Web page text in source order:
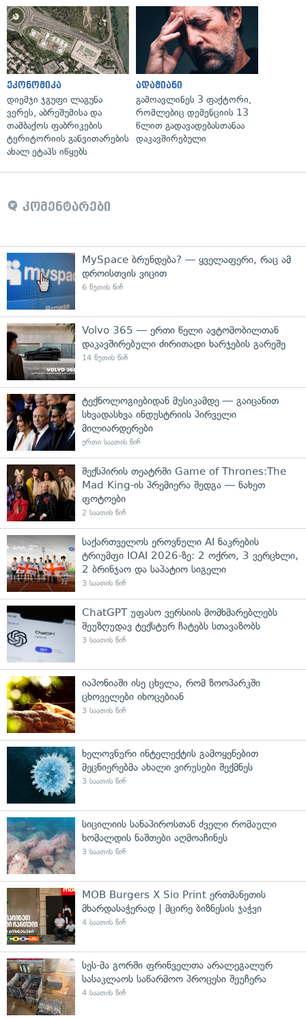
ეკონომიკა
დიემჯი ჯგუფი ლაგუნა
ვერეს, აბრეშუმისა და
თამბაქოს ფაბრიკების
ტერიტორიის განვითარების
ახალ ეტაპს იწყებს
ადამიანი
გამოავლინეს 3 ფაქტორი,
რომლებიც დემენციის 13
წლით გადავადებასთანაა
დაკავშირებული
კომენტარები
MySpace ბრუნდება? — ყველაფერი, რაც ამ
დროისთვის ვიცით
6 წუთის წინ
Volvo 365 — ერთი წელი ავტომობილთან
დაკავშირებული ძირითადი ხარჯების გარეშე
14 წუთის წინ
ტექნოლოგიებიდან მუსიკამდე — გაიცანით
სხვადასხვა ინდუსტრიის პირველი
მილიარდერები
ერთი საათის წინ
შექსპირის თეატრში Game of Thrones:The
Mad King-ის პრემიერა შედგა — ნახეთ
ფოტოები
2 საათის წინ
საქართველოს ეროვნული AI ნაკრების
ტრიუმფი IOAI 2026-ზე: 2 ოქრო, 3 ვერცხლი,
2 ბრინჯაო და საპატიო სიგელი
3 საათის წინ
ChatGPT უფასო ვერსიის მომხმარებლებს
შეუზღუდავ ტექსტურ ჩატებს სთავაზობს
3 საათის წინ
იაპონიაში ისე ცხელა, რომ ზოოპარკში
ცხოველები იხოცებიან
3 საათის წინ
ხელოვნური ინტელექტის გამოყენებით
მეცნიერებმა ახალი ვირუსები შექმნეს
3 საათის წინ
სიცილიის სანაპიროსთან ძველი რომაული
ხომალდის ნაშთები აღმოაჩინეს
3 საათის წინ
MOB Burgers X Sio Print ერთმანეთის
მხარდასაჭერად | მცირე ბიზნესის ჯაჭვი
4 საათის წინ
სეს-მა გორში ფრინველთა არალეგალურ
სასაკლაოს საწარმოო პროცესი შეუჩერა
4 საათის წინ